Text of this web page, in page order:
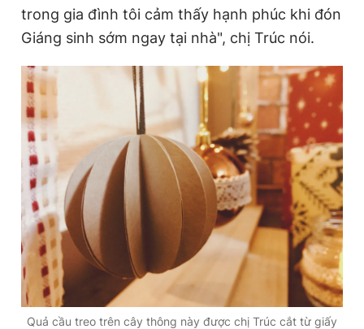
Hotline
0906 645 777
Liên hệ quảng cáo
0908 780 404
Đặt báo Quảng cáo Tòa soạn Chính sách bảo
Tổng biên tập: Nguyễn Ngọc Toàn
Phó tổng biên tập thường trực: Hải Thành
Phó tổng biên tập: Lâm Hiếu Dũng
Phó tổng biên tập: Trần Việt Hưng
Tổng thư ký tòa soạn: Đức Trung
Giấy phép xuất bản số 110/GP - BTTTT cấp ngày 24.3.2020
© 2003-2026 Bản quyền thuộc về Báo Thanh Niên. Cấm sao
chép dưới mọi hình thức nếu không có sự chấp thuận bằng văn
bản. Phát triển bởi ePi Technologies, JSC.
trong gia đình tôi cảm thấy hạnh phúc khi đón
Giáng sinh sớm ngay tại nhà", chị Trúc nói.
Quả cầu treo trên cây thông này được chị Trúc cắt từ giấy